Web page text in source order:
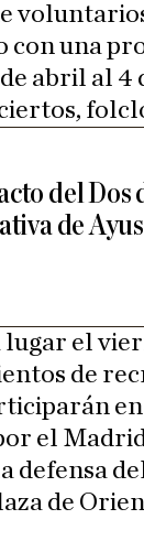
con una
abril al 4
del Dos
de
el
de
el
defensa
de